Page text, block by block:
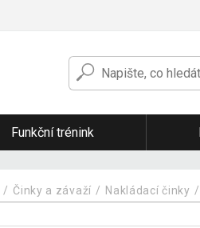
Funkční trénink
Činky a závaží Nakládací činky